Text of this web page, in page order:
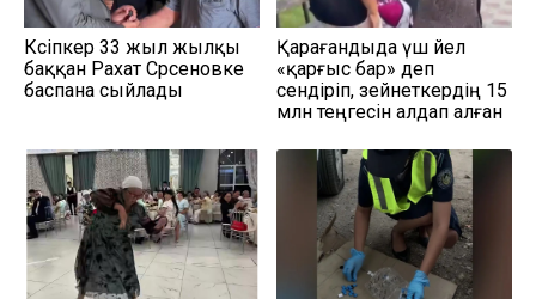
Кәсіпкер 33 жыл жылқы
баққан Рахат Сәрсеновке
баспана сыйлады
Қарағандыда үш әйел
«қарғыс бар» деп
сендіріп, зейнеткердің 15
млн теңгесін алдап алған